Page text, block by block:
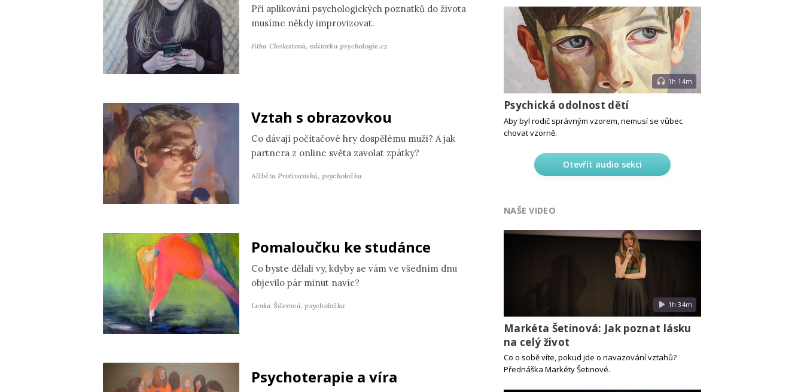
Při aplikování psychologických poznatků do života
musíme někdy improvizovat.
Jitka Cholastová, editorka psychologie.cz
Vztah s obrazovkou
Co dávají počítačové hry dospělému muži? A jak
partnera z online světa zavolat zpátky?
Alžběta Protivanská, psycholožka
Pomaloučku ke studánce
Co byste dělali vy, kdyby se vám ve všedním dnu
objevilo pár minut navíc?
Lenka Šilerová,psycholožka
Psychoterapie a víra
1h 14m
Psychická odolnost dětí
Aby byl rodič správným vzorem, nemusí se vůbec
chovat vzorně.
Otevřít audio sekci
NAŠE VIDEO
1h 34m
Markéta Šetinová: Jak poznat lásku
na celý život
Co o sobě víte, pokud jde o navazování vztahů?
Přednáška Markéty Šetinové.